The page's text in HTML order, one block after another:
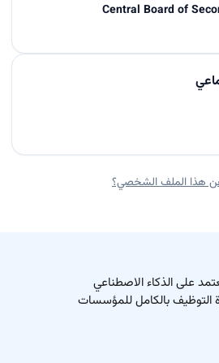
Central Board of
عن هذا الملف الشخصي؟
على الذكاء الاصطناعي
التوظيف بالكامل للمؤسسات